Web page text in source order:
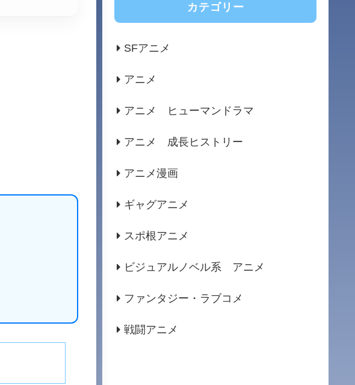
カテゴリー
SFアニメ
アニメ
アニメ ヒューマンドラマ
アニメ 成長ヒストリー
アニメ漫画
ギャグアニメ
スポ根アニメ
ビジュアルノベル系 アニメ
ファンタジー・ラブコメ
戦闘アニメ